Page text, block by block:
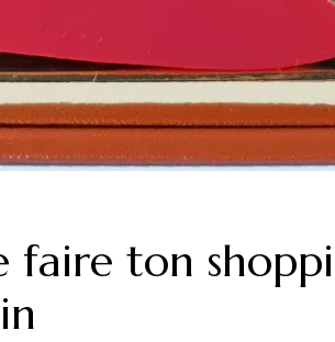
faire ton